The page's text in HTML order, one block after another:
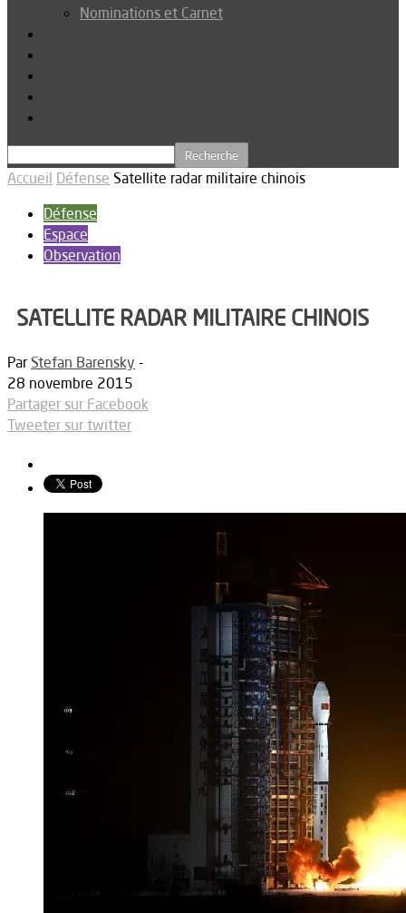
Nominations et Carnet
Accueil Défense Satellite radar militaire chinois
Défense
Espace
Observation
SATELLITE RADAR MILITAIRE CHINOIS
Par Stefan Barensky -
28 novembre 2015
Partager sur Facebook
Tweeter sur twitter